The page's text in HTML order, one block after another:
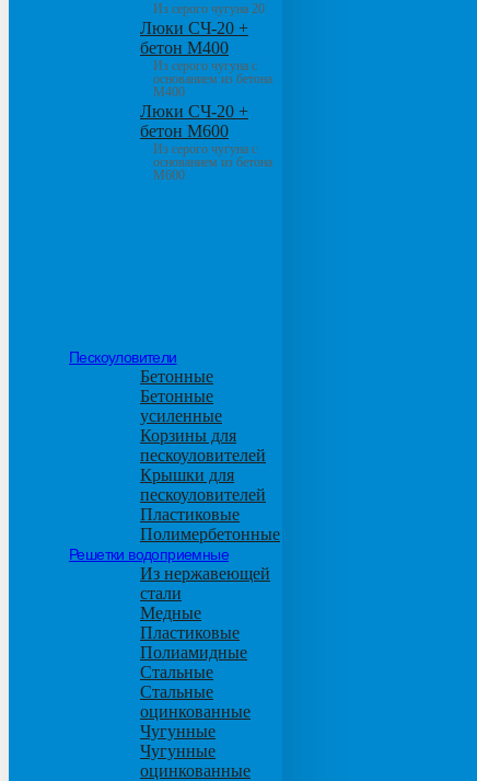
Из серого чугуна 20
Люки СЧ-20 +
бетон М400
Из серого чугуна с
основанием из бетона
М400
Люки СЧ-20 +
бетон М600
Из серого чугуна с
основанием из бетона
М600
Пескоуловители
Бетонные
Бетонные
усиленные
Корзины для
пескоуловителей
Крышки для
пескоуловителей
Пластиковые
Полимербетонные
Решетки водоприемные
Из нержавеющей
стали
Медные
Пластиковые
Полиамидные
Стальные
Стальные
оцинкованные
Чугунные
Чугунные
оцинкованные